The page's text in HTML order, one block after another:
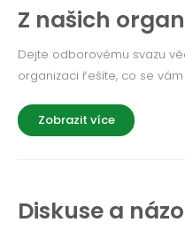
Z našich
Dejte odborovému svazu
organizaci řešíte, co se
Zobrazit více
Diskuse a